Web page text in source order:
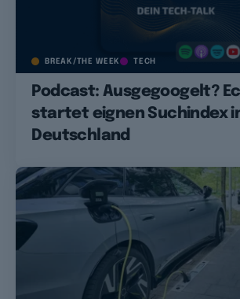
BREAK/THE WEEK TECH
Podcast: Ausgegoogelt?
startet eignen Suchindex
Deutschland